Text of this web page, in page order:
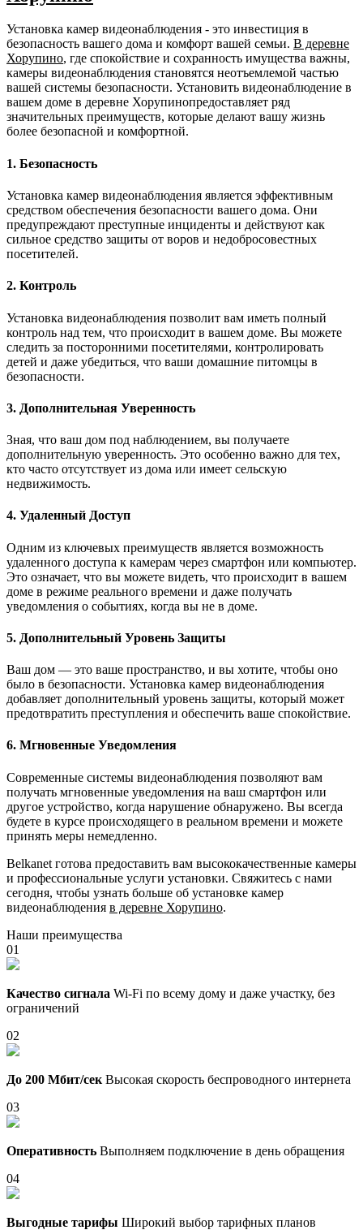
Установка камер видеонаблюдения - это инвестиция в
безопасность вашего дома и комфорт вашей семьи. В деревне
Хорупино, где спокойствие и сохранность имущества важны,
камеры видеонаблюдения становятся неотъемлемой частью
вашей системы безопасности. Установить видеонаблюдение в
вашем доме в деревне Хорупинопредоставляет ряд
значительных преимуществ, которые делают вашу жизнь
более безопасной и комфортной.
1. Безопасность
Установка камер видеонаблюдения является эффективным
средством обеспечения безопасности вашего дома. Они
предупреждают преступные инциденты и действуют как
сильное средство защиты от воров и недобросовестных
посетителей.
2. Контроль
Установка видеонаблюдения позволит вам иметь полный
контроль над тем, что происходит в вашем доме. Вы можете
следить за посторонними посетителями, контролировать
детей и даже убедиться, что ваши домашние питомцы в
безопасности.
3. Дополнительная Уверенность
Зная, что ваш дом под наблюдением, вы получаете
дополнительную уверенность. Это особенно важно для тех,
кто часто отсутствует из дома или имеет сельскую
недвижимость.
4. Удаленный Доступ
Одним из ключевых преимуществ является возможность
удаленного доступа к камерам через смартфон или компьютер.
Это означает, что вы можете видеть, что происходит в вашем
доме в режиме реального времени и даже получать
уведомления о событиях, когда вы не в доме.
5. Дополнительный Уровень Защиты
Ваш дом — это ваше пространство, и вы хотите, чтобы оно
было в безопасности. Установка камер видеонаблюдения
добавляет дополнительный уровень защиты, который может
предотвратить преступления и обеспечить ваше спокойствие.
6. Мгновенные Уведомления
Современные системы видеонаблюдения позволяют вам
получать мгновенные уведомления на ваш смартфон или
другое устройство, когда нарушение обнаружено. Вы всегда
будете в курсе происходящего в реальном времени и можете
принять меры немедленно.
Belkanet готова предоставить вам высококачественные камеры
и профессиональные услуги установки. Свяжитесь с нами
сегодня, чтобы узнать больше об установке камер
видеонаблюдения в деревне Хорупино.
Наши преимущества
01
Качество сигнала Wi-Fi по всему дому и даже участку, без
ограничений
02
До 200 Мбит/сек Высокая скорость беспроводного интернета
03
Оперативность Выполняем подключение в день обращения
04
Выгодные тарифы Широкий выбор тарифных планов